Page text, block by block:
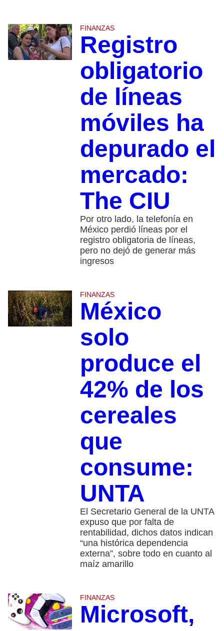
FINANZAS
Registro
obligatorio
de líneas
móviles ha
depurado el
mercado:
The CIU
Por otro lado, la telefonía en
México perdió líneas por el
registro obligatoria de líneas,
pero no dejó de generar más
ingresos
FINANZAS
México
solo
produce el
42% de los
cereales
que
consume:
UNTA
El Secretario General de la UNTA
expuso que por falta de
rentabilidad, dichos datos indican
“una histórica dependencia
externa”, sobre todo en cuanto al
maíz amarillo
FINANZAS
Microsoft,